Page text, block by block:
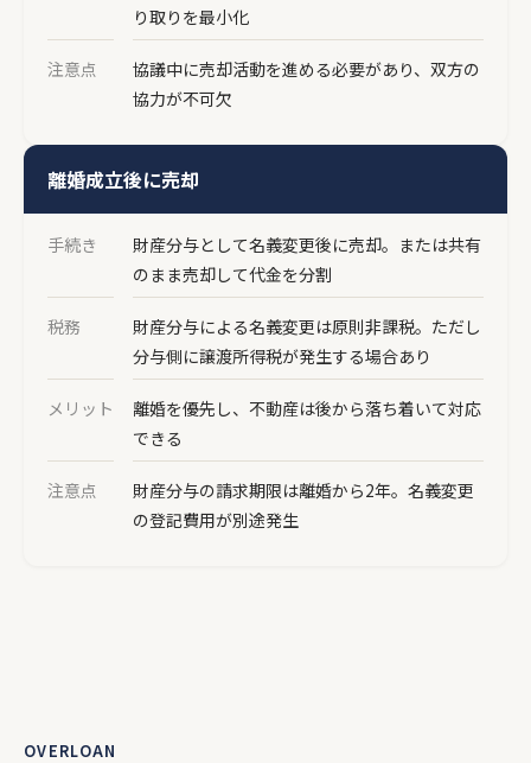
り取りを最小化
注意点
協議中に売却活動を進める必要があり、双方の
協力が不可欠
離婚成立後に売却
手続き
財産分与として名義変更後に売却。または共有
のまま売却して代金を分割
税務
財産分与による名義変更は原則非課税。ただし
分与側に譲渡所得税が発生する場合あり
メリット
離婚を優先し、不動産は後から落ち着いて対応
できる
注意点
財産分与の請求期限は離婚から2年。名義変更
の登記費用が別途発生
OVERLOAN